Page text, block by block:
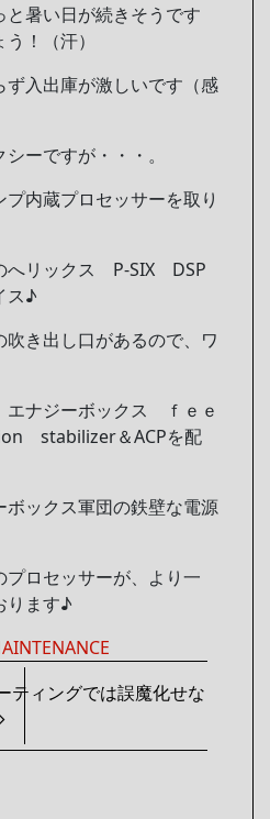
と暑い日が続きそうです
！（汗）
入出庫が激しいです（感
ーですが・・・。
内蔵プロセッサーを取り
へリックス P-SIX DSP
ス♪
き出し口があるので、ワ
エナジーボックス ｆｅｅ
stabilizer＆ACPを配
ックス軍団の鉄壁な電源
ロセッサーが、より一
ります♪
ョン
ティングでは誤魔化せな